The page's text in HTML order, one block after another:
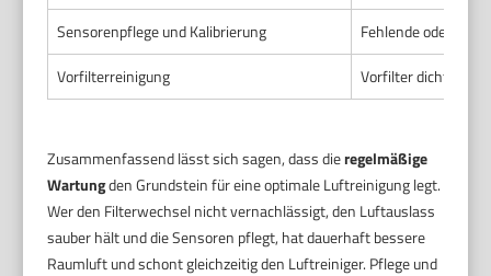
Sensorenpflege und Kalibrierung
Fehlende oder
Vorfilterreinigung
Vorfilter dicht,
Zusammenfassend lässt sich sagen, dass dieregelmäßige
Wartungden Grundstein für eine optimale Luftreinigung legt.
Wer den Filterwechsel nicht vernachlässigt, den Luftauslass
sauber hält und die Sensoren pflegt, hat dauerhaft bessere
Raumluft und schont gleichzeitig den Luftreiniger. Pflege und